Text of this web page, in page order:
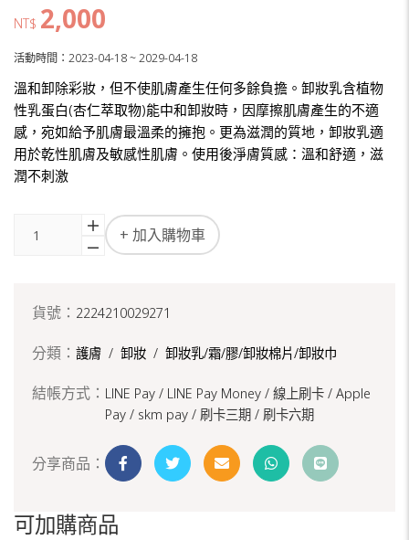
NT$ 2,000
活動時間：2023-04-18 ~ 2029-04-18
溫和卸除彩妝，但不使肌膚產生任何多餘負擔。卸妝乳含植物
性乳蛋白(杏仁萃取物)能中和卸妝時，因摩擦肌膚產生的不適
感，宛如給予肌膚最溫柔的擁抱。更為滋潤的質地，卸妝乳適
用於乾性肌膚及敏感性肌膚。使用後淨膚質感：溫和舒適，滋
潤不刺激
+ 加入購物車
貨號： 2224210029271
分類： 護膚 / 卸妝 / 卸妝乳/霜/膠/卸妝棉片/卸妝巾
結帳方式： LINE Pay / LINE Pay Money / 線上刷卡 / Apple
Pay / skm pay / 刷卡三期 / 刷卡六期
分享商品：
可加購商品